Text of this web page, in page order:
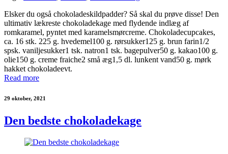
Elsker du også chokoladeskildpadder? Så skal du prøve disse! Den
ultimativ lækreste chokoladekage med flydende indlæg af
romkaramel, pyntet med karamelsmørcreme. Chokoladecupcakes,
ca. 16 stk. 225 g. hvedemel100 g. rørsukker125 g. brun farin1/2
spsk. vaniljesukker1 tsk. natron1 tsk. bagepulver50 g. kakao100 g.
olie150 g. creme fraiche2 små æg1,5 dl. lunkent vand50 g. mørk
hakket chokoladeevt.
Read more
29 oktober, 2021
Den bedste chokoladekage